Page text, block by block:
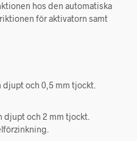
hos den automatiska
för aktivatorn samt
djupt och 0,5 mm tjockt.
djupt och 2 mm tjockt.